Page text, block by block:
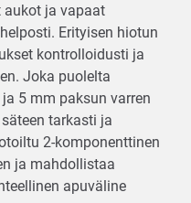
aukot ja vapaat
Erityisen hiotun
kontrolloidusti ja
Joka puolelta
5 mm paksun varren
tarkasti ja
2-komponenttinen
ja mahdollistaa
apuväline